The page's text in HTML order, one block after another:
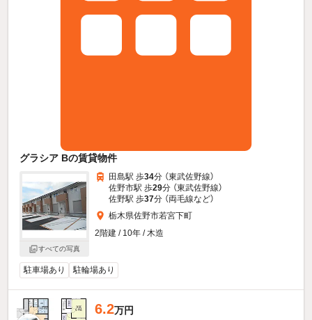
グラシア Bの賃貸物件
すべての写真
田島駅 歩34分 （東武佐野線）
佐野市駅 歩29分 （東武佐野線）
佐野駅 歩37分 （両毛線など）
栃木県佐野市若宮下町
2階建 / 10年 / 木造
駐車場あり 駐輪場あり
6.2万円